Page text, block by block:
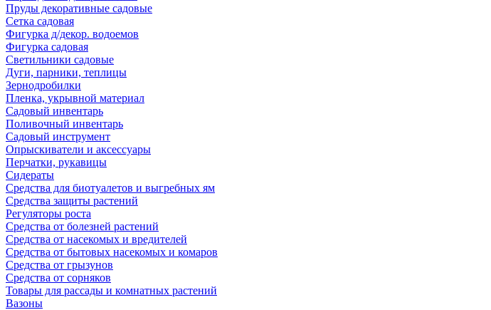
Пруды декоративные садовые
Сетка садовая
Фигурка д/декор. водоемов
Фигурка садовая
Светильники садовые
Дуги, парники, теплицы
Зернодробилки
Пленка, укрывной материал
Садовый инвентарь
Поливочный инвентарь
Садовый инструмент
Опрыскиватели и аксессуары
Перчатки, рукавицы
Сидераты
Средства для биотуалетов и выгребных ям
Средства защиты растений
Регуляторы роста
Средства от болезней растений
Средства от насекомых и вредителей
Средства от бытовых насекомых и комаров
Средства от грызунов
Средства от сорняков
Товары для рассады и комнатных растений
Вазоны